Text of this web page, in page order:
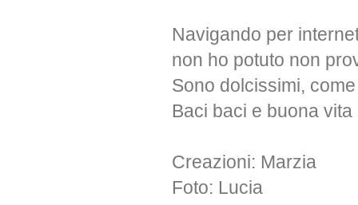
Navigando per
non ho potuto non
Sono dolcissimi,
Baci baci e buona vita
Creazioni: Marzia
Foto: Lucia